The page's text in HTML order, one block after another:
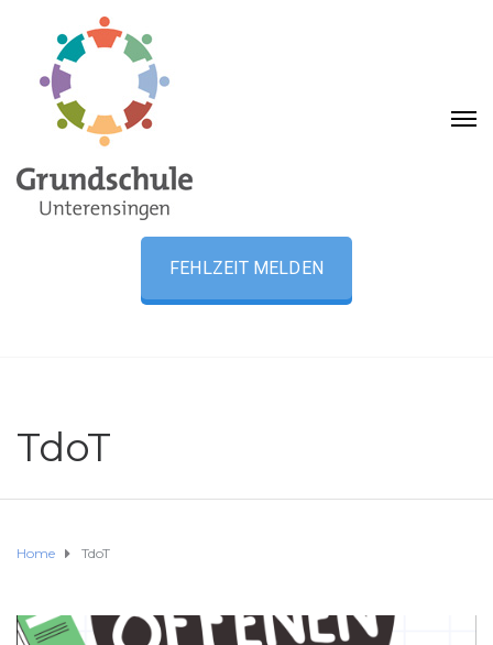
FEHLZEIT MELDEN
TdoT
Home TdoT